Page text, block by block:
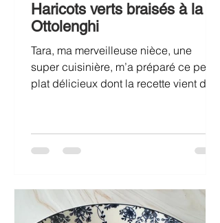
Haricots verts braisés à la
Ottolenghi
Tara, ma merveilleuse nièce, une
super cuisinière, m’a préparé ce petit
plat délicieux dont la recette vient du
verts frais ne sont pas pré-cuits, ils
vont être braisés et rester assez
d’aromates. Dans son livre, il les
présente sur des toasts grillés, tartinés